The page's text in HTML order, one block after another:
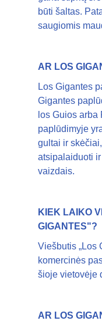
būti šaltas.
saugiomis
AR LOS
Los Gigantes
Gigantes
los Guios
paplūdimyje
gultai ir
atsipalaiduoti
vaizdais.
KIEK LAIKO
GIGANTES"?
Viešbutis „Los
komercinės
šioje vietovėje
AR LOS